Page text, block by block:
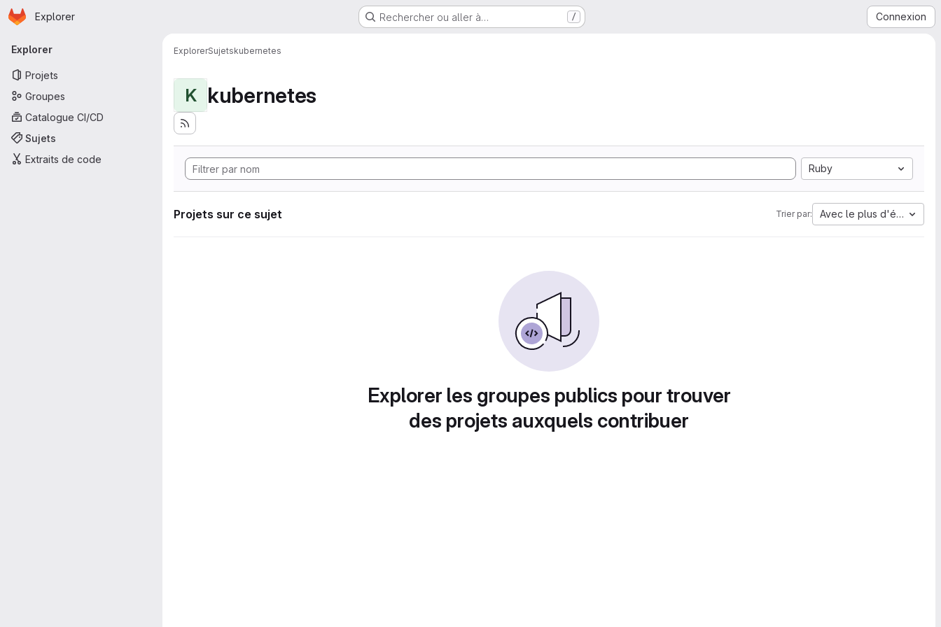
Passer au contenu principal
Page d'accueil
Explorer Rechercher ou aller à… / Connexion
Navigation principale
Explorer
Projets
Groupes
Catalogue CI/CD
Sujets
Extraits de code
ExplorerSujetskubernetes
K kubernetes
Ruby
Projets sur ce sujet Trier par: Avec le plus d'étoiles
Explorer les groupes publics pour trouver
des projets auxquels contribuer